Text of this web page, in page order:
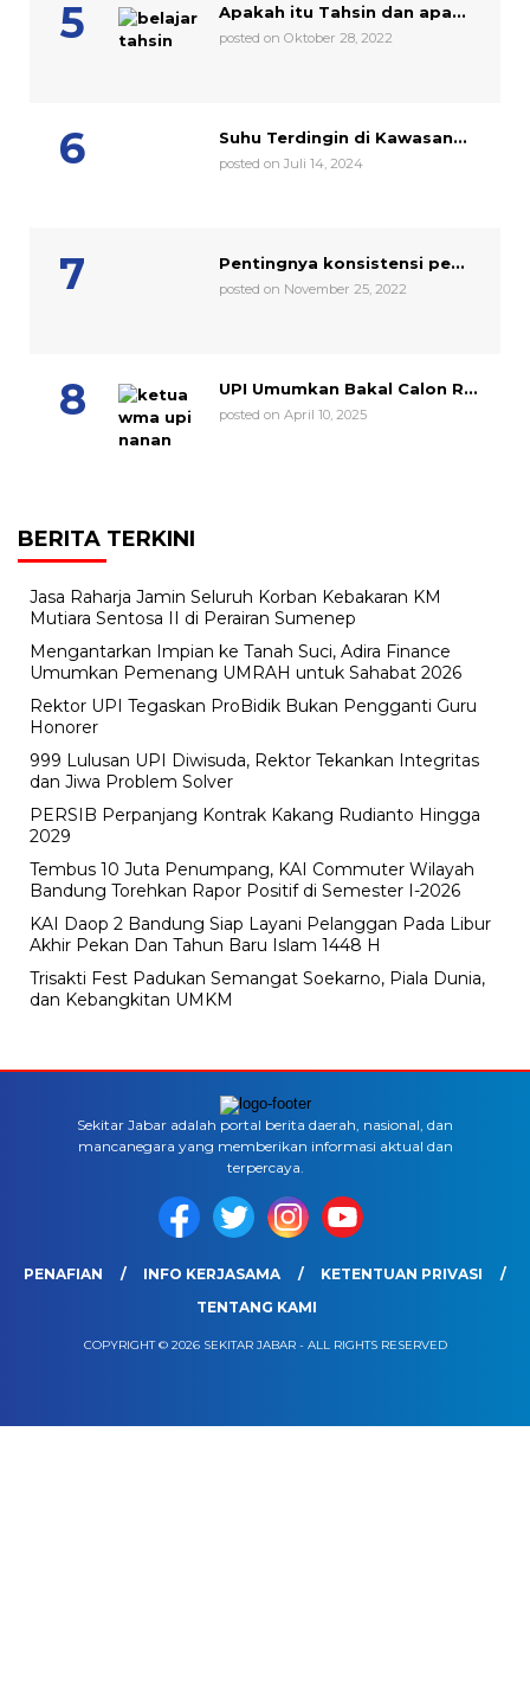
Apakah itu Tahsin dan apa...
posted on Oktober 28, 2022
Suhu Terdingin di Kawasan...
posted on Juli 14, 2024
Pentingnya konsistensi pe...
posted on November 25, 2022
UPI Umumkan Bakal Calon R...
posted on April 10, 2025
BERITA TERKINI
Jasa Raharja Jamin Seluruh Korban Kebakaran KM
Mutiara Sentosa II di Perairan Sumenep
Mengantarkan Impian ke Tanah Suci, Adira Finance
Umumkan Pemenang UMRAH untuk Sahabat 2026
Rektor UPI Tegaskan ProBidik Bukan Pengganti Guru
Honorer
999 Lulusan UPI Diwisuda, Rektor Tekankan Integritas
dan Jiwa Problem Solver
PERSIB Perpanjang Kontrak Kakang Rudianto Hingga
2029
Tembus 10 Juta Penumpang, KAI Commuter Wilayah
Bandung Torehkan Rapor Positif di Semester I-2026
KAI Daop 2 Bandung Siap Layani Pelanggan Pada Libur
Akhir Pekan Dan Tahun Baru Islam 1448 H
Trisakti Fest Padukan Semangat Soekarno, Piala Dunia,
dan Kebangkitan UMKM
Sekitar Jabar adalah portal berita daerah, nasional, dan
mancanegara yang memberikan informasi aktual dan
terpercaya.
PENAFIAN INFO KERJASAMA
KETENTUAN PRIVASI
TENTANG KAMI
COPYRIGHT © 2026 SEKITAR JABAR - ALL RIGHTS RESERVED